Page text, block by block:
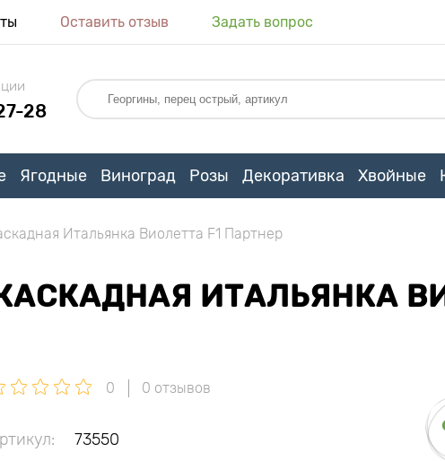
Оставить отзыв Задать вопрос
28
Ягодные Виноград Розы Декоративка Хвойные
Итальянка Виолетта F1 Партнер
ИТАЛЬЯНКА
0 0 отзывов
73550